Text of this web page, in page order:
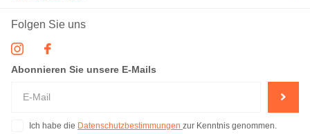
Folgen Sie uns
Abonnieren Sie unsere E-Mails
Ich habe die Datenschutzbestimmungen zur Kenntnis genommen.